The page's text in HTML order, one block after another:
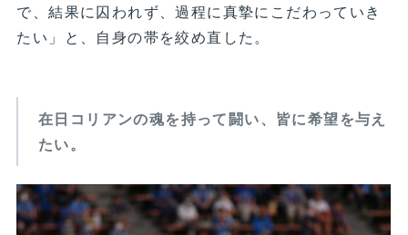
で、結果に囚われず、過程に真摯にこだわっていき
たい」と、自身の帯を絞め直した。
在日コリアンの魂を持って闘い、皆に希望を与え
たい。